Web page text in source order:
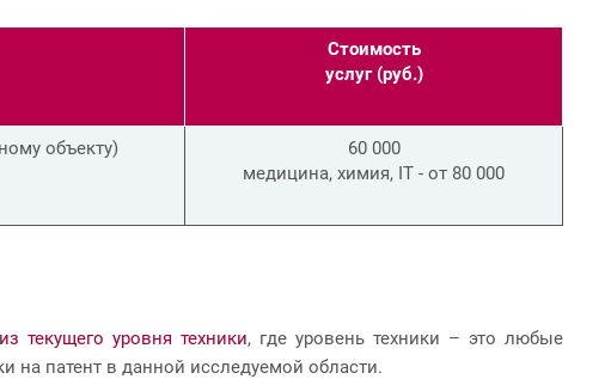
Стоимость
услуг (руб.)
объекту)
60 000
медицина, химия, IT - от 80 000
текущего уровня техники, где уровень техники – это любые
на патент в данной исследуемой области.